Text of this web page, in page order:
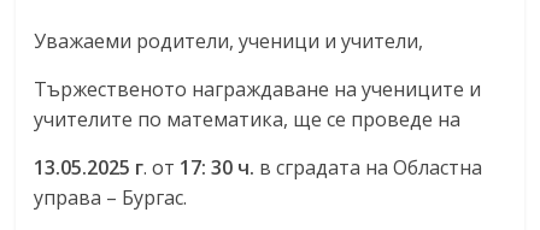
Уважаеми родители, ученици и учители,
Тържественото награждаване на учениците и
учителите по математика, ще се проведе на
13.05.2025 г. от 17: 30 ч. в сградата на Областна
управа – Бургас.